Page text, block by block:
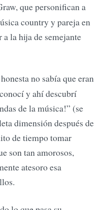
que personifican a
country y pareja en
la hija de semejante
no sabía que eran
y ahí descubrí
de la música!” (se
dimensión después de
de tiempo tomar
son tan amorosos,
atesoro esa